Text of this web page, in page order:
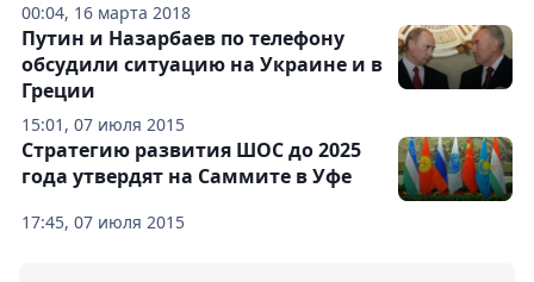
00:04, 16 марта 2018
15:01, 07 июля 2015
Путин и Назарбаев по телефону
обсудили ситуацию на Украине и в
Греции
17:45, 07 июля 2015
Стратегию развития ШОС до 2025
года утвердят на Саммите в Уфе